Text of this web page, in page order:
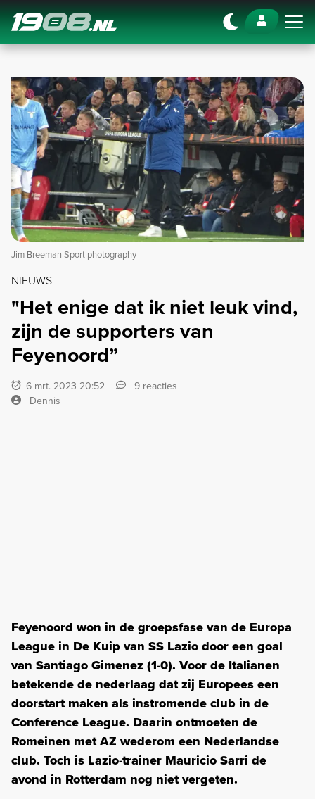
Navigation
Jim Breeman Sport photography
NIEUWS
"Het enige dat ik niet leuk vind,
zijn de supporters van
Feyenoord”
6 mrt. 2023 20:52
9 reacties
Dennis
Feyenoord won in de groepsfase van de Europa
League in De Kuip van SS Lazio door een goal
van Santiago Gimenez (1-0). Voor de Italianen
betekende de nederlaag dat zij Europees een
doorstart maken als instromende club in de
Conference League. Daarin ontmoeten de
Romeinen met AZ wederom een Nederlandse
club. Toch is Lazio-trainer Mauricio Sarri de
avond in Rotterdam nog niet vergeten.